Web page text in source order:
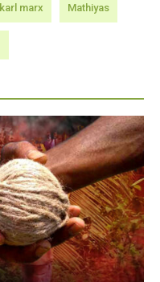
karl marx Mathiyas